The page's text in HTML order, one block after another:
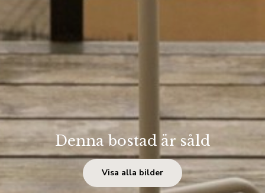
Denna bostad är såld
Visa alla bilder